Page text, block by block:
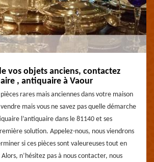
vos objets anciens, contactez
, antiquaire à Vaour
rares mais anciennes dans votre maison
mais vous ne savez pas quelle démarche
l’antiquaire dans le 81140 et ses
solution. Appelez-nous, nous viendrons
si ces pièces sont valeureuses tout en
n’hésitez pas à nous contacter, nous